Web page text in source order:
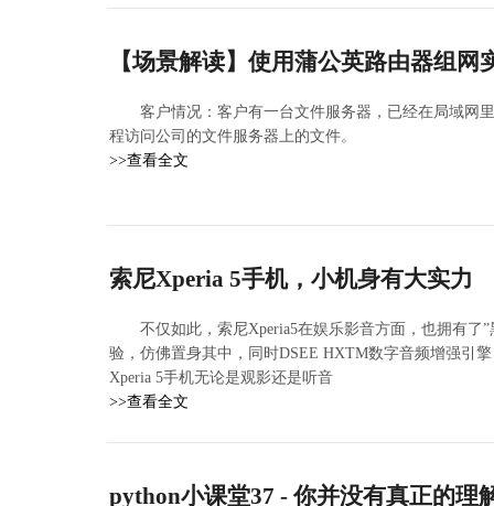
【场景解读】使用蒲公英路由器组网
客户情况：客户有一台文件服务器，已经在局域网
程访问公司的文件服务器上的文件。
>>查看全文
索尼Xperia 5手机，小机身有大实力
不仅如此，索尼Xperia5在娱乐影音方面，也拥有
验，仿佛置身其中，同时DSEE HXTM数字音频增强引
Xperia 5手机无论是观影还是听音
>>查看全文
python小课堂37 - 你并没有真正的理